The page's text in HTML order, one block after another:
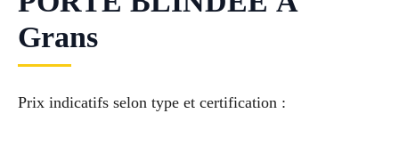
Grans
Prix indicatifs selon type et certification :